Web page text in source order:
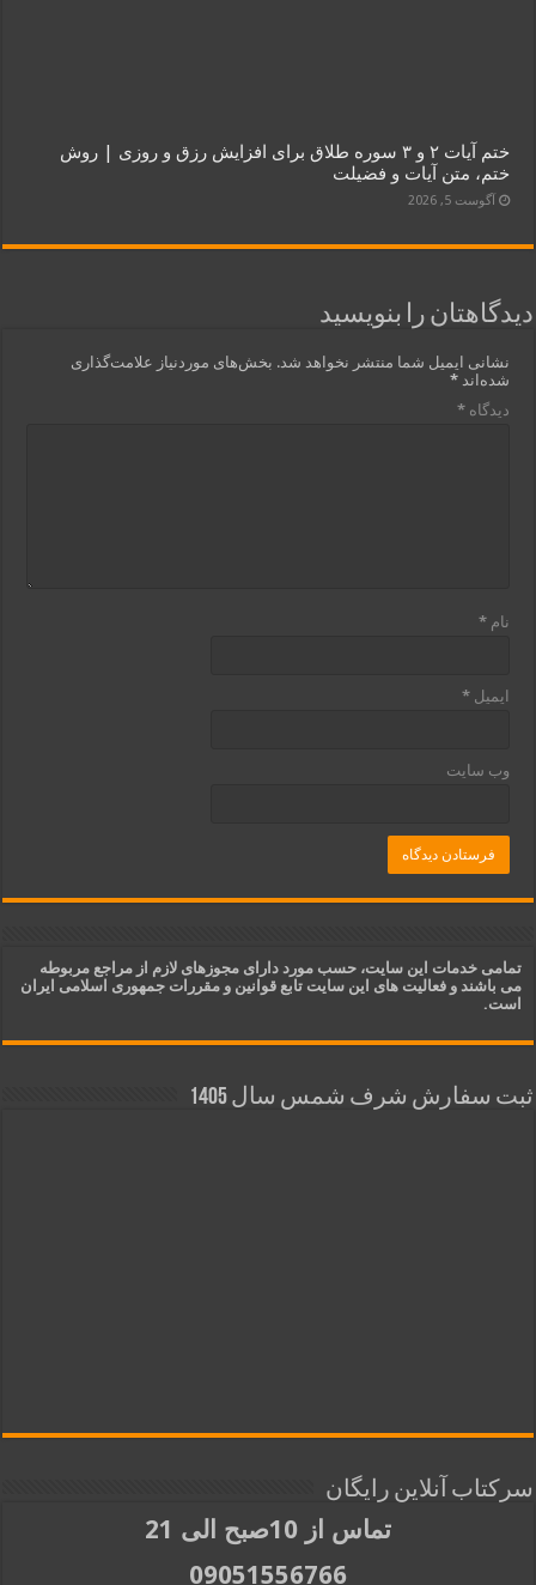
ختم آیات ۲ و ۳ سوره طلاق برای افزایش رزق و روزی | روش
ختم، متن آیات و فضیلت
آگوست 5, 2026
دیدگاهتان را بنویسید
نشانی ایمیل شما منتشر نخواهد شد. بخش‌های موردنیاز علامت‌گذاری
شده‌اند*
دیدگاه*
نام*
ایمیل*
وب‌ سایت
تمامی خدمات این سایت، حسب مورد دارای مجوزهای لازم از مراجع مربوطه
می باشند و فعالیت های این سایت تابع قوانین و مقررات جمهوری اسلامی ایران
است.
ثبت سفارش شرف شمس سال 1405
سرکتاب آنلاین رایگان
تماس از 10صبح الی 21
09051556766